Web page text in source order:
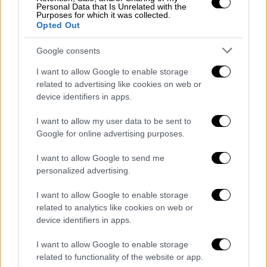
Personal Data that Is Unrelated with the
Purposes for which it was collected.
Opted Out
Google consents
I want to allow Google to enable storage
related to advertising like cookies on web or
device identifiers in apps.
I want to allow my user data to be sent to
Google for online advertising purposes.
I want to allow Google to send me
personalized advertising.
I want to allow Google to enable storage
related to analytics like cookies on web or
device identifiers in apps.
I want to allow Google to enable storage
related to functionality of the website or app.
ένοπλες δυνάμεις να προετοιμάσουν
επιχείρηση στη Ράφα και σε δύο
καταυλισμούς (προσφύγων),τα τελευταία
εναπομείναντα προπύργια της Χαμάς»
, είπε ο
ισραηλινός πρωθυπουργός. «Η νίκη είναι
εφικτή. Δεν υπολογίζεται σε χρόνια ή
δεκαετίες, είναι θέμα μηνών», διαβεβαίωσε
ο Νετανιάχου, τέσσερις μήνες από την άνευ
προηγουμένου επίθεση της Χαμάς στο
ΔΙΑΒΑΣΤΕ ΕΠΙΣΗΣ
Κόσμος|07.02.2024 07:33
Ισραηλινοί βομβαρδισμοί με νεκρούς
στη Συρία - Ψάχνουν στα συντρίμμια